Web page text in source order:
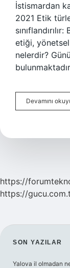
İstismardan
2021 Etik
etiği,
nelerdir?
Devamını
https://
https://
SON YAZILAR
Yalova il olmadan